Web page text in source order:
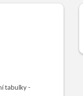
tabulky -